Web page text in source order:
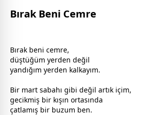
Bırak Beni Cemre
Bırak beni cemre,
düştüğüm yerden değil
yandığım yerden kalkayım.
Bir mart sabahı gibi değil artık içim,
gecikmiş bir kışın ortasında
çatlamış bir buzum ben.